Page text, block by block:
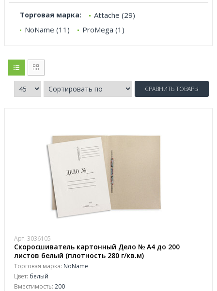
Торговая марка:
Attache (29)
NoName (11)
ProMega (1)
СРАВНИТЬ ТОВАРЫ
Арт. 3036105
Скоросшиватель картонный Дело № А4 до 200
листов белый (плотность 280 г/кв.м)
Торговая марка: NoName
Цвет: белый
Вместимость: 200